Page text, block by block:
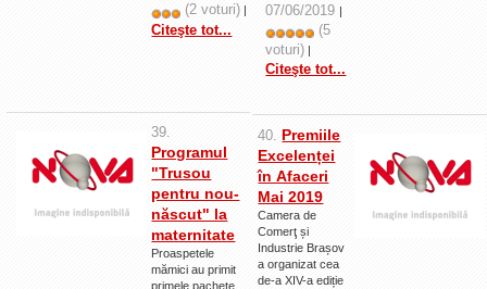
(2 voturi)
Citeşte tot...
07/06/2019 |
voturi)
Citeşte tot...
39.
Programul
"Trusou
pentru nou-
născut" la
maternitate
Proaspetele
mămici au primit
primele pachete
40.Premiile
Excelenței
în Afaceri
Mai 2019
Camera de
Comerţ și
Industrie Brașov
a organizat cea
de-a XIV-a ediție